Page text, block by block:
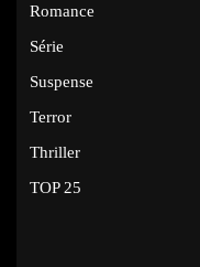
Romance
Série
Suspense
Terror
Thriller
TOP 25